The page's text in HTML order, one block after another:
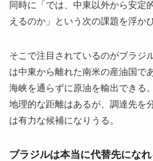
同時に「では、中東以外から安定
えるのか」という次の課題を浮か
そこで注目されているのがブラジ
は中東から離れた南米の産油国で
海峡を通らずに原油を輸出できる
地理的な距離はあるが、調達先を
は有力な候補になりうる。
ブラジルは本当に代替先にな